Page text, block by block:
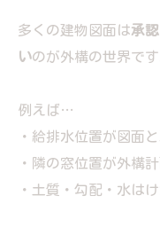
多くの建物図面は承
いのが外構の世界です
例えば…
・給排水位置が図面
・隣の窓位置が外構
・土質・勾配・水は